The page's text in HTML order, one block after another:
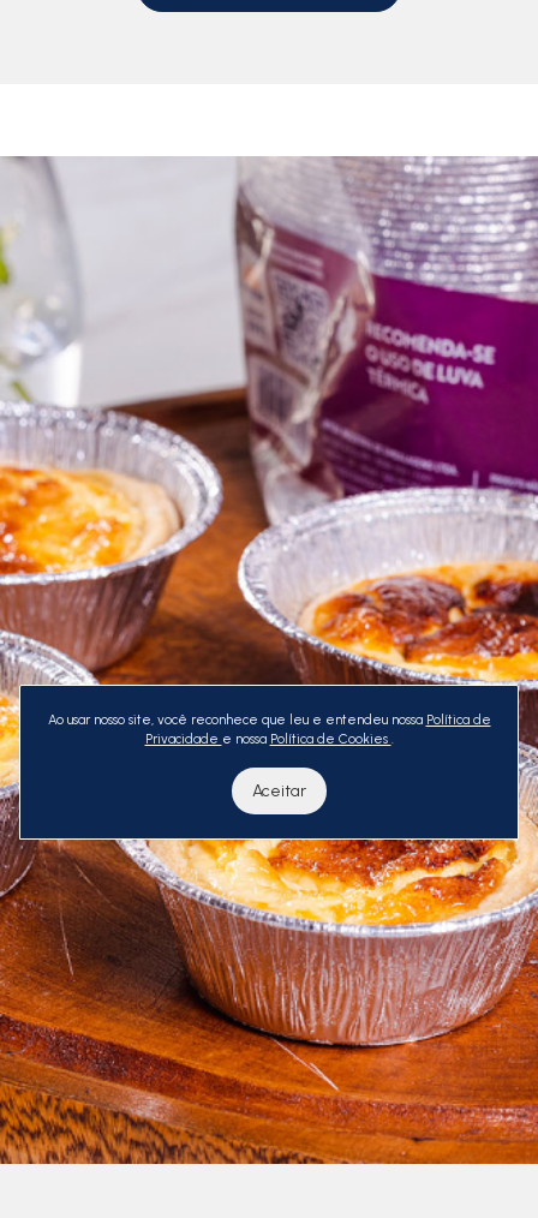
Ao usar nosso site, você reconhece que leu e entendeu nossa Política de
Privacidade e nossa Política de Cookies .
Aceitar